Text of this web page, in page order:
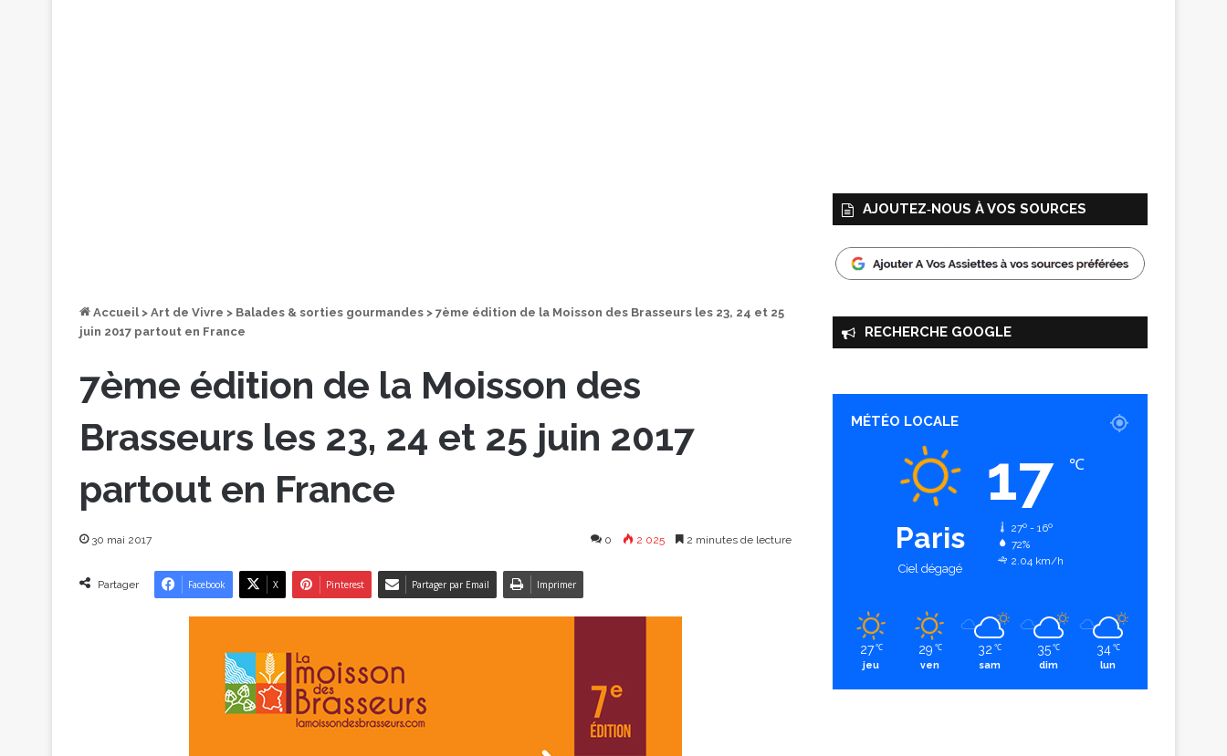
Accueil > Art de Vivre > Balades & sorties gourmandes > 7ème édition de la Moisson des Brasseurs les 23, 24 et 25
juin 2017 partout en France
7ème édition de la Moisson des
Brasseurs les 23, 24 et 25 juin 2017
partout en France
30 mai 2017 0 2 025 2 minutes de lecture
Partager Facebook X Pinterest Partager par Email Imprimer
AJOUTEZ‑NOUS À VOS SOURCES
RECHERCHE GOOGLE
MÉTÉO LOCALE
Paris
Ciel dégagé
17 ℃
27º - 16º
72%
2.04 km/h
27 ℃
jeu
29 ℃
ven
32 ℃
sam
35 ℃
dim
34 ℃
lun